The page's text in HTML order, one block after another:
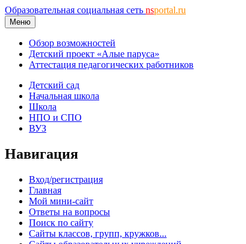
Образовательная социальная сеть nsportal.ru
Меню
Обзор возможностей
Детский проект «Алые паруса»
Аттестация педагогических работников
Детский сад
Начальная школа
Школа
НПО и СПО
ВУЗ
Навигация
Вход/регистрация
Главная
Мой мини-сайт
Ответы на вопросы
Поиск по сайту
Сайты классов, групп, кружков...